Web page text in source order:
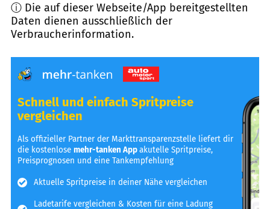
ⓘ Die auf dieser Webseite/App bereitgestellten
Daten dienen ausschließlich der
Verbraucherinformation.
Schnell und einfach Spritpreise
vergleichen
Als offizieller Partner der Markttransparenzstelle liefert dir
die kostenlosemehr-tanken Appakutelle Spritpreise,
Preisprognosen und eine Tankempfehlung
Aktuelle Spritpreise in deiner Nähe vergleichen
Ladetarife vergleichen & Kosten für eine Ladung